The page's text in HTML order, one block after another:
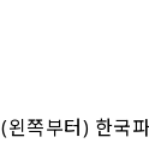
(왼쪽부터) 한국